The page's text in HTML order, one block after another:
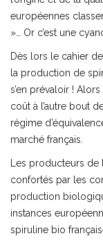
européennes
»… Or c’est une
Dès lors le cahier
la production de
s’en prévaloir !
coût à l’autre bout
régime
marché français.
Les producteurs
confortés par les
production
instances
spiruline bio